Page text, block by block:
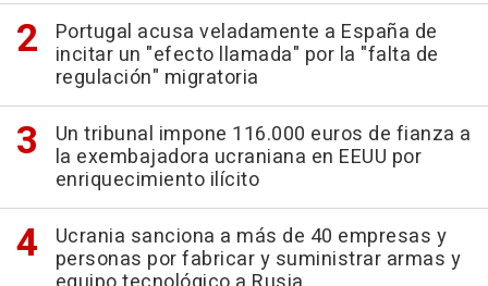
Portugal acusa veladamente a España de
incitar un "efecto llamada" por la "falta de
regulación" migratoria
Un tribunal impone 116.000 euros de fianza a
la exembajadora ucraniana en EEUU por
enriquecimiento ilícito
Ucrania sanciona a más de 40 empresas y
personas por fabricar y suministrar armas y